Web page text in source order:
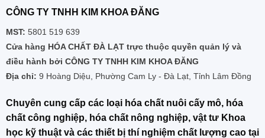
CÔNG TY TNHH KIM KHOA ĐĂNG
MST: 5801 519 639
Cửa hàng HÓA CHẤT ĐÀ LẠT trực thuộc quyền quản lý và
điều hành bởi CÔNG TY TNHH KIM KHOA ĐĂNG
Địa chỉ: 9 Hoàng Diệu, Phường Cam Ly - Đà Lạt, Tỉnh Lâm Đồng
Chuyên cung cấp các loại hóa chất nuôi cấy mô, hóa
chất công nghiệp, hóa chất nông nghiệp, vật tư Khoa
học kỹ thuật và các thiết bị thí nghiệm chất lượng cao tại